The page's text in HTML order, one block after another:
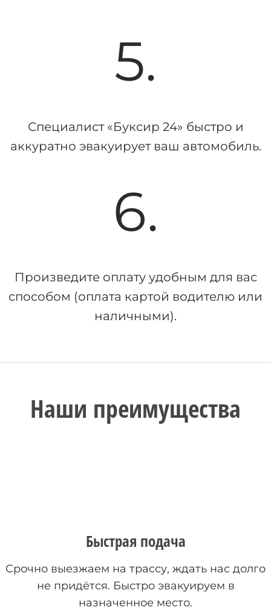
5.
Специалист «Буксир 24» быстро и
аккуратно эвакуирует ваш автомобиль.
6.
Произведите оплату удобным для вас
способом (оплата картой водителю или
наличными).
Наши преимущества
Быстрая подача
Срочно выезжаем на трассу, ждать нас долго
не придётся. Быстро эвакуируем в
назначенное место.